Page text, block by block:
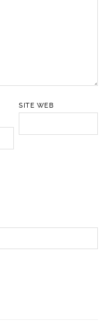
SITE WEB